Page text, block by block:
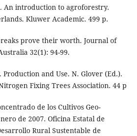
An introduction to agroforestry.
Kluwer Academic. 499 p.
prove their worth. Journal of
32(1): 94-99.
Production and Use. N. Glover (Ed.).
Fixing Trees Association. 44 p
de los Cultivos Geo-
de 2007. Oficina Estatal de
Rural Sustentable de